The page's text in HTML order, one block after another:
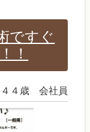
ですぐ
！
４歳 会社員